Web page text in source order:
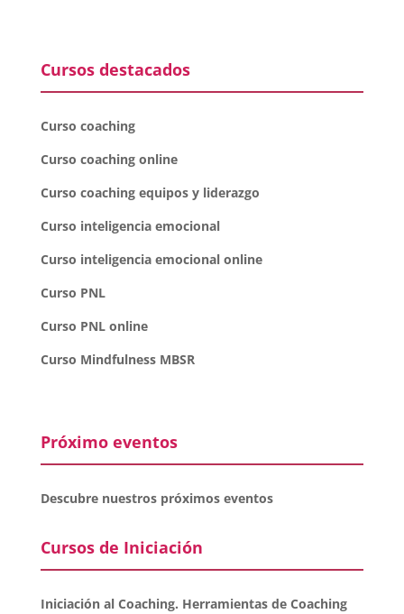
Cursos destacados
Curso coaching
Curso coaching online
Curso coaching equipos y liderazgo
Curso inteligencia emocional
Curso inteligencia emocional online
Curso PNL
Curso PNL online
Curso Mindfulness MBSR
Próximo eventos
Descubre nuestros próximos eventos
Cursos de Iniciación
Iniciación al Coaching. Herramientas de Coaching